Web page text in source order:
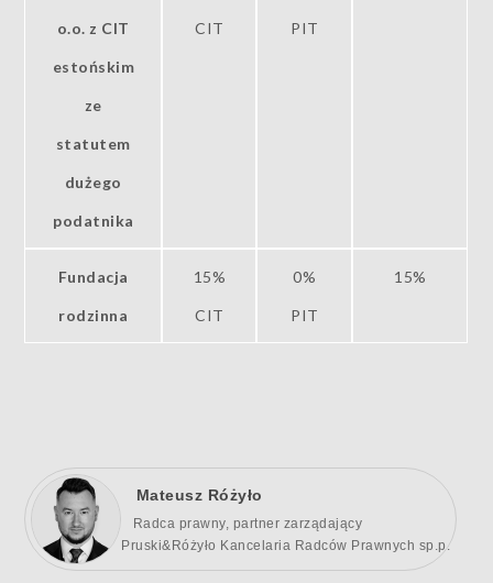
o.o. z CIT
estońskim
ze
statutem
dużego
podatnika
CIT PIT
Fundacja
rodzinna
15%
CIT
0%
PIT
15%
Mateusz Różyło
Radca prawny, partner zarządający
Pruski&Różyło Kancelaria Radców Prawnych sp.p.